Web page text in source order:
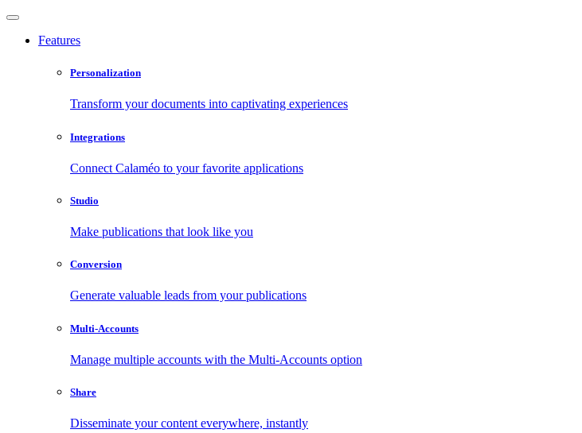
Features
Personalization
Transform your documents into captivating experiences
Integrations
Connect Calaméo to your favorite applications
Studio
Make publications that look like you
Conversion
Generate valuable leads from your publications
Multi-Accounts
Manage multiple accounts with the Multi-Accounts option
Share
Disseminate your content everywhere, instantly